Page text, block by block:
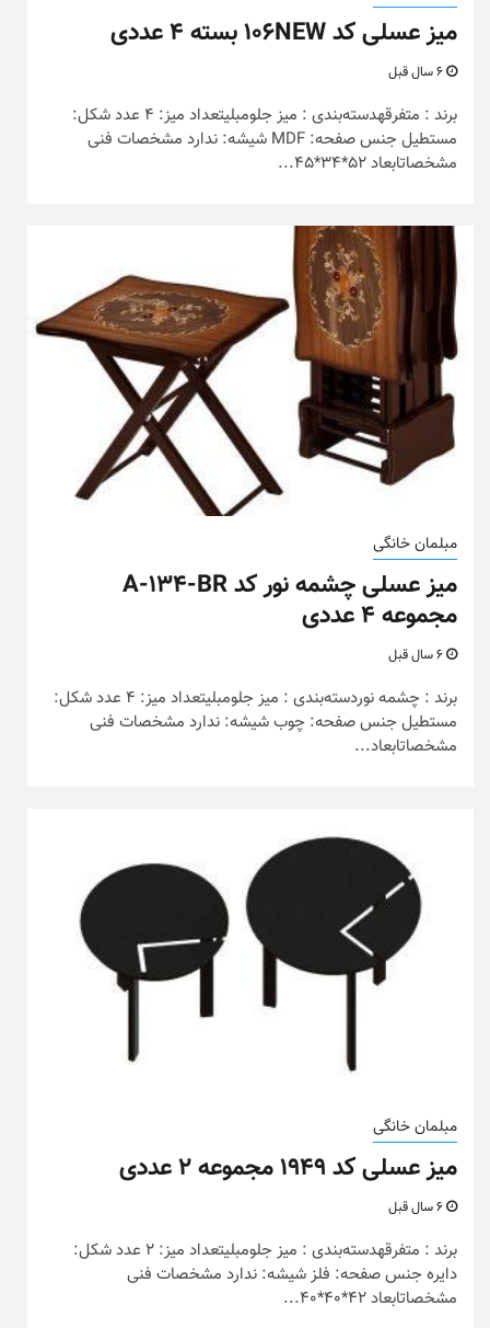
میز عسلی کد ۱۰۶NEW بسته ۴ عددی
برند : متفرقهدسته‌بندی : میز جلومبلیتعداد میز: 4 عدد شکل:
مستطیل جنس صفحه: MDF شیشه: ندارد مشخصات فنی
مشخصاتابعاد 52*34*45...
مبلمان خانگی
میز عسلی چشمه نور کد A-134-BR
مجموعه ۴ عددی
برند : چشمه نوردسته‌بندی : میز جلومبلیتعداد میز: 4 عدد شکل:
مستطیل جنس صفحه: چوب شیشه: ندارد مشخصات فنی
مشخصاتابعاد...
مبلمان خانگی
میز عسلی کد ۱۹۴۹ مجموعه ۲ عددی
برند : متفرقهدسته‌بندی : میز جلومبلیتعداد میز: 2 عدد شکل:
دایره جنس صفحه: فلز شیشه: ندارد مشخصات فنی
مشخصاتابعاد 42*40*40...